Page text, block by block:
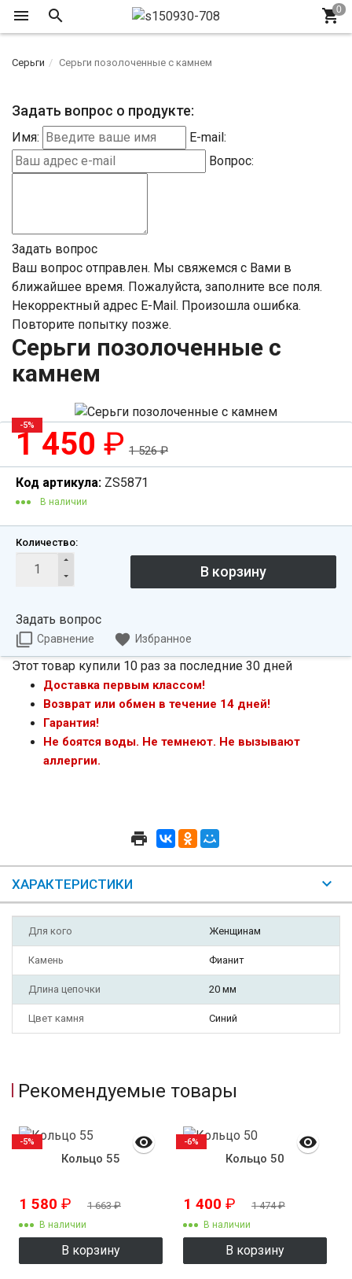
Серьги Серьги позолоченные с камнем
Задать вопрос о продукте:
Имя:
E-mail:
Вопрос:
Задать вопрос
Ваш вопрос отправлен. Мы свяжемся с Вами в
ближайшее время. Пожалуйста, заполните все поля.
Некорректный адрес E-Mail. Произошла ошибка.
Повторите попытку позже.
Серьги позолоченные с
камнем
-5%
1 450 ₽ 1 526₽
Код артикула: ZS5871
В наличии
Количество:
Задать вопрос
Сравнение Избранное
Этот товар купили 10 раз за последние 30 дней
Доставка первым классом!
Возврат или обмен в течение 14 дней!
Гарантия!
Не боятся воды. Не темнеют. Не вызывают
аллергии.
ХАРАКТЕРИСТИКИ
Для кого Женщинам
Камень Фианит
Длина цепочки 20 мм
Цвет камня Синий
Рекомендуемые товары
Кольцо 55
1 580 ₽ 1 663₽
В наличии
В корзину
-5%
Кольцо 50
1 400 ₽ 1 474₽
В наличии
В корзину
-6%